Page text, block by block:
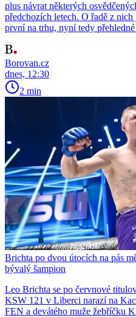
plus návrat některých
předchozích letech. O řadě z
první na trhu, nyní tedy
Borovan.cz
dnes, 12:30
2 min
Brichta po dvou útocích na pás
bývalý šampion
Leo Brichta se po červnové
KSW 121 v Liberci narazí na
FEN a devátého muže žebříčku